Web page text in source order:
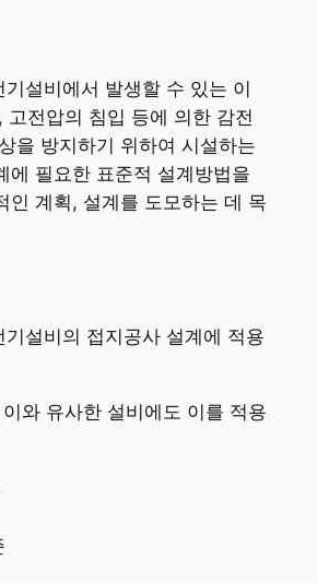
기설비에서 발생할 수 있는 이
고전압의 침입 등에 의한 감전
을 방지하기 위하여 시설하는
에 필요한 표준적 설계방법을
인 계획, 설계를 도모하는 데 목
기설비의 접지공사 설계에 적용
와 유사한 설비에도 이를 적용